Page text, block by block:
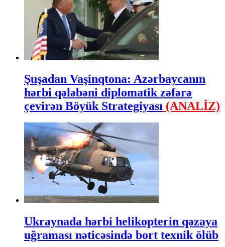
Şuşadan Vaşinqtona: Azərbaycanın
hərbi qələbəni diplomatik zəfərə
çevirən Böyük Strategiyası (ANALİZ)
Ukraynada hərbi helikopterin qəzaya
uğraması nəticəsində bort texnik ölüb